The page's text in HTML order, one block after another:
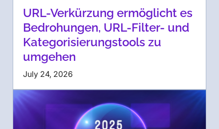
URL-Verkürzung ermöglicht es
Bedrohungen, URL-Filter- und
Kategorisierungstools zu
umgehen
July 24, 2026